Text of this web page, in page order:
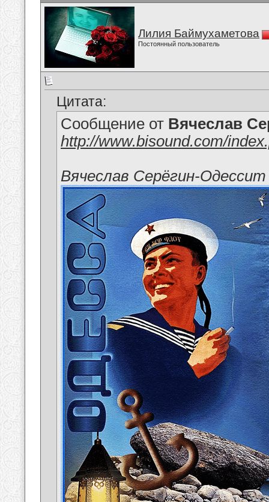
Лилия Баймухаметова
Постоянный пользователь
Цитата:
Сообщение от Вячеслав
http://www.bisound.com/
Вячеслав Серёгин-